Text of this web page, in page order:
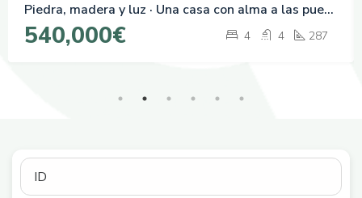
Piedra, madera y luz · Una casa con alma a las puertas de Lugo
540,000€ 4 4 287